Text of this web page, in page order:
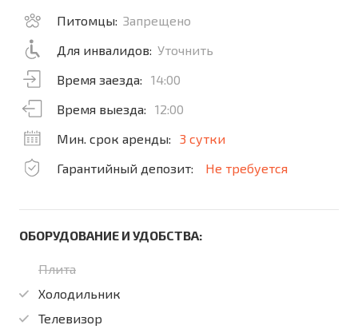
Питомцы: Запрещено
Для инвалидов: Уточнить
Время заезда:
14:00
Время выезда:
12:00
Мин. срок аренды:
3 сутки
Гарантийный депозит:
Не требуется
ОБОРУДОВАНИЕ И УДОБСТВА:
Плита
Холодильник
Телевизор